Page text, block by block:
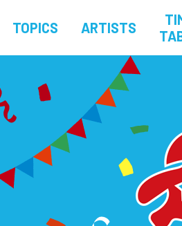
TOPICS ARTISTS